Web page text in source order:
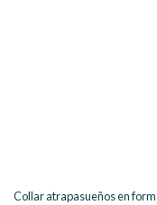
Collar atrapasueños en